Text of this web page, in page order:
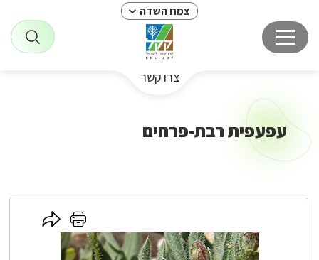
צמח השדה
צרו קשר
עפעפית רבת-פרחים
לחץ
כאן
להדפסה
לחץ
כאן
לשיתוף